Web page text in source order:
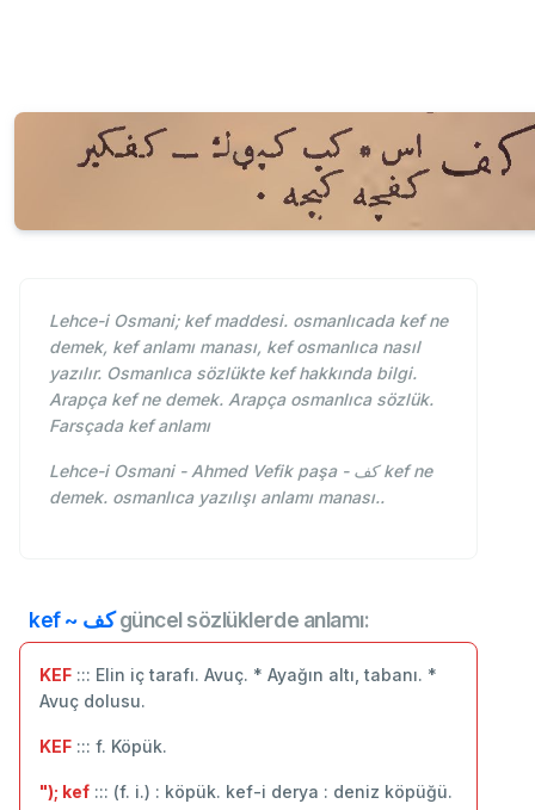
Lehce-i Osmani; kef maddesi. osmanlıcada kef ne
demek, kef anlamı manası, kef osmanlıca nasıl
yazılır. Osmanlıca sözlükte kef hakkında bilgi.
Arapça kef ne demek. Arapça osmanlıca sözlük.
Farsçada kef anlamı
Lehce-i Osmani - Ahmed Vefik paşa - كف kef ne
demek. osmanlıca yazılışı anlamı manası..
kef ~ كفgüncel sözlüklerde anlamı:
KEF ::: Elin iç tarafı. Avuç. * Ayağın altı, tabanı. *
Avuç dolusu.
KEF ::: f. Köpük.
"); kef ::: (f. i.) : köpük. kef-i derya : deniz köpüğü.